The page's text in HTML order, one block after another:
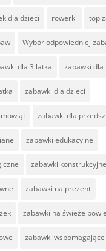
dla dzieci rowerki top
Wybór odpowiedniej
dla 3 latka zabawki dla
zabawki dla dzieci
zabawki dla
zabawki edukacyjne
zabawki konstrukcyjne
zabawki na prezent
zabawki na świeże
zabawki